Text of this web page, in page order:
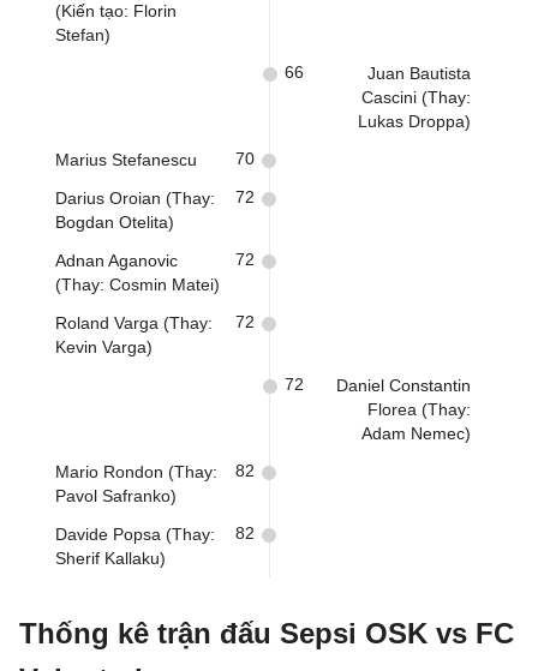
(Kiến tạo: Florin
Stefan)
Juan Bautista
Cascini (Thay:
Lukas Droppa)
66
Marius Stefanescu 70
Darius Oroian (Thay:
Bogdan Otelita)
72
Adnan Aganovic
(Thay: Cosmin Matei)
72
Roland Varga (Thay:
Kevin Varga)
72
Daniel Constantin
Florea (Thay:
Adam Nemec)
72
Mario Rondon (Thay:
Pavol Safranko)
82
Davide Popsa (Thay:
Sherif Kallaku)
82
Thống kê trận đấu Sepsi OSK vs FC